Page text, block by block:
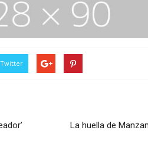
Twitter
La huella de